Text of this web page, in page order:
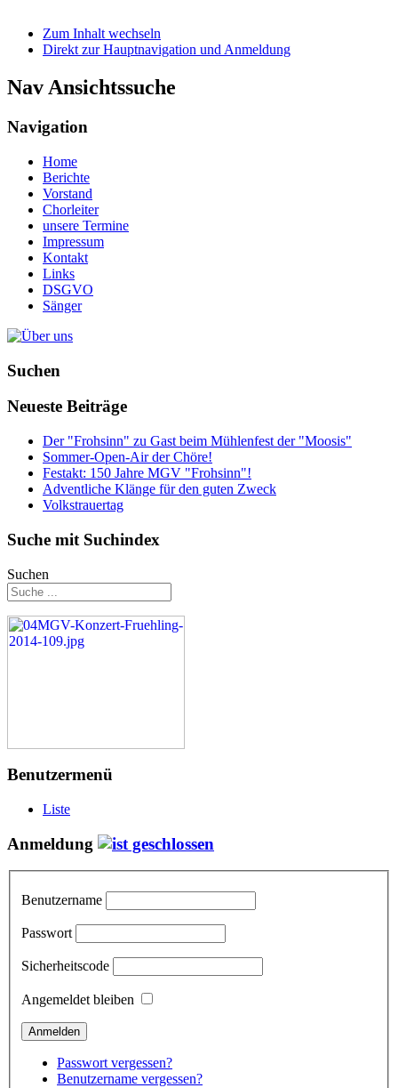
Zum Inhalt wechseln
Direkt zur Hauptnavigation und Anmeldung
Nav Ansichtssuche
Navigation
Home
Berichte
Vorstand
Chorleiter
unsere Termine
Impressum
Kontakt
Links
DSGVO
Sänger
Suchen
Neueste Beiträge
Der "Frohsinn" zu Gast beim Mühlenfest der "Moosis"
Sommer-Open-Air der Chöre!
Festakt: 150 Jahre MGV "Frohsinn"!
Adventliche Klänge für den guten Zweck
Volkstrauertag
Suche mit Suchindex
Suchen
Benutzermenü
Liste
Anmeldung
Benutzername
Passwort
Sicherheitscode
Angemeldet bleiben
Passwort vergessen?
Benutzername vergessen?